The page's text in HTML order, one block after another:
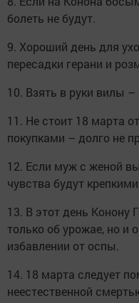
болеть не будут.
9. Хороший день для
пересадки герани и
10. Взять в руки вилы –
11. Не стоит 18 марта
покупками – долго не
12. Если муж с женой
чувства будут
13. В этот день Конону
только об урожае, но и
избавлении от оспы.
14. 18 марта следует
неестественной